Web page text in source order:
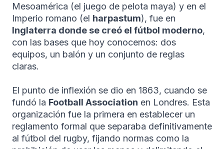
Mesoamérica (el juego de pelota maya) y en el
Imperio romano (el harpastum), fue en
Inglaterra donde se creó el fútbol moderno,
con las bases que hoy conocemos: dos
equipos, un balón y un conjunto de reglas
claras.
El punto de inflexión se dio en 1863, cuando se
fundó la Football Association en Londres. Esta
organización fue la primera en establecer un
reglamento formal que separaba definitivamente
al fútbol del rugby, fijando normas como la